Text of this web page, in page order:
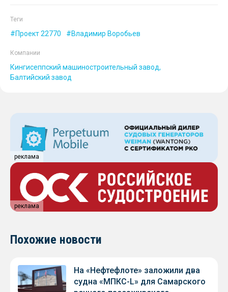
Теги
Проект 22770 Владимир Воробьев
Компании
Кингисеппский машиностроительный завод
Балтийский завод
реклама
реклама
Похожие новости
На «Нефтефлоте» заложили два
судна «МПКС-L» для Самарского